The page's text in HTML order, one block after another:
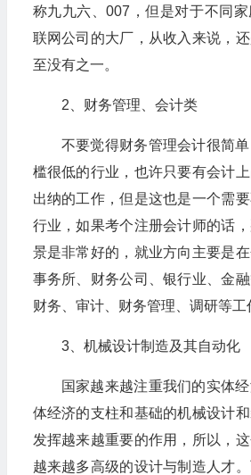
称九九六、007，但是对于不同
联网公司的大厂，从收入来说，
至没有之一。
2、财务管理、会计类
不要觉得财务管理会计很简
槛很低的行业，也许只要有会计
出纳的工作，但是这也是一个需
行业，如果考个注册会计师的话
景是非常好的，就业方向主要是
事务所、财务公司、银行业、金融
财务、审计、财务管理、调研等工
3、机械设计制造及其自动化
国家越来越注重我们的实体
体经济的支柱和基础的机械设计
发挥越来越重要的作用，所以，
越来越多高级的设计与制造人才